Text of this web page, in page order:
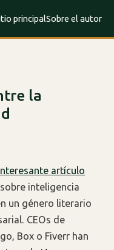
principalSobre el autor
la
artículo
inteligencia
un género literario
CEOs de
Box o Fiverr han